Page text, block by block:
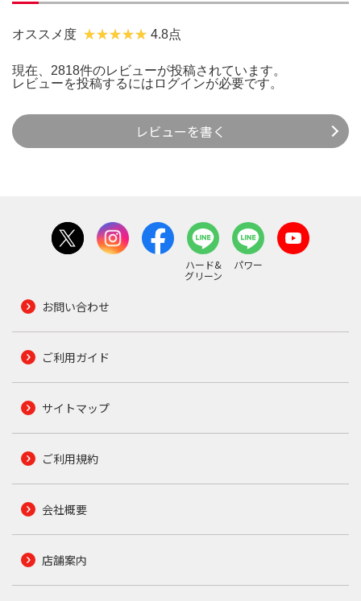
オススメ度 4.8点
現在、2818件のレビューが投稿されています。
レビューを投稿するには ログインが必要です。
レビューを書く
ハード&
グリーン
パワー
お問い合わせ
ご利用ガイド
サイトマップ
ご利用規約
会社概要
店舗案内